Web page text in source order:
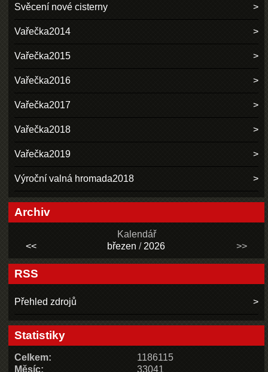
Svěcení nové cisterny
Vařečka2014
Vařečka2015
Vařečka2016
Vařečka2017
Vařečka2018
Vařečka2019
Výroční valná hromada2018
Archiv
Kalendář
<<
březen / 2026 >>
RSS
Přehled zdrojů
Statistiky
Celkem:
1186115
Měsíc:
33041